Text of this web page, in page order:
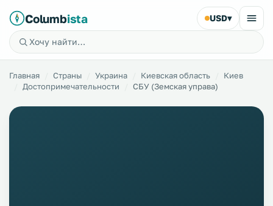
Columbista USD▾
Главная Страны Украина Киевская область
Киев
Достопримечательности
СБУ (Земская управа)